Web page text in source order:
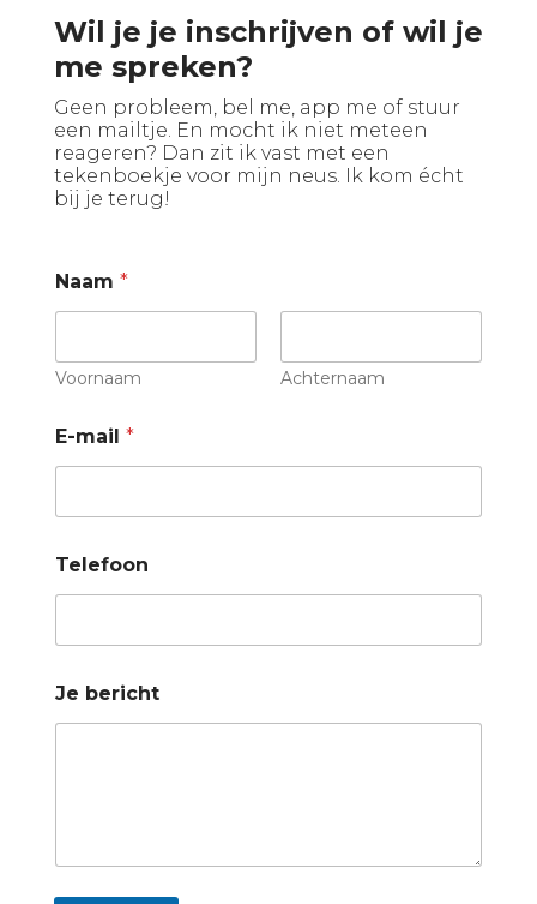
Wil je je inschrijven of wil je
me spreken?
Geen probleem, bel me, app me of stuur
een mailtje. En mocht ik niet meteen
reageren? Dan zit ik vast met een
tekenboekje voor mijn neus. Ik kom écht
bij je terug!
Naam *
Voornaam Achternaam
E-mail *
a
a
e
l
e
Telefoon
Je bericht